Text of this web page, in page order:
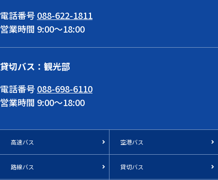
電話番号 088-622-1811
営業時間 9:00～18:00
貸切バス：観光部
電話番号 088-698-6110
営業時間 9:00～18:00
高速バス 空港バス
路線バス 貸切バス